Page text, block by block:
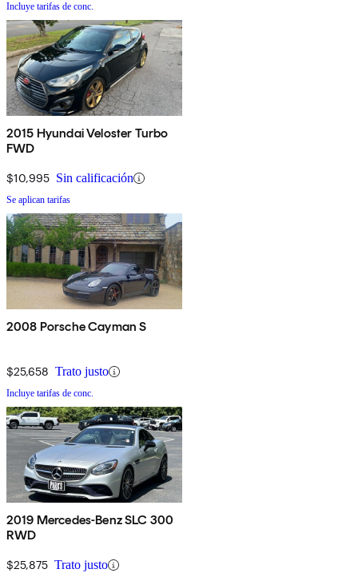
Incluye tarifas de conc.
2015 Hyundai Veloster Turbo
FWD
$10,995 Sin calificación
Se aplican tarifas
2008 Porsche Cayman S
$25,658 Trato justo
Incluye tarifas de conc.
2019 Mercedes-Benz SLC 300
RWD
$25,875 Trato justo